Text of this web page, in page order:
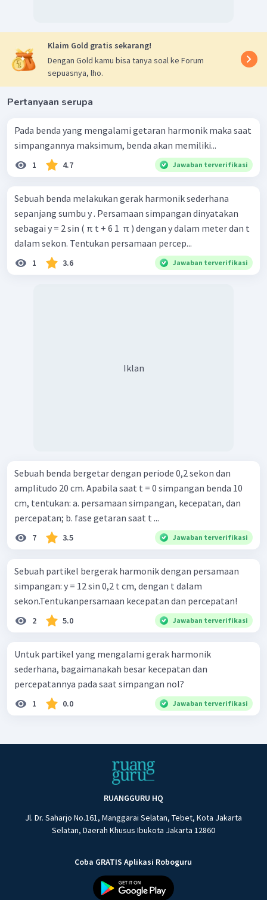
Klaim Gold gratis sekarang!
Dengan Gold kamu bisa tanya soal ke Forum
sepuasnya, lho.
Pertanyaan serupa
Pada benda yang mengalami getaran harmonik maka saat
simpangannya maksimum, benda akan memiliki...
1 4.7 Jawaban terverifikasi
Sebuah benda melakukan gerak harmonik sederhana
sepanjang sumbu y . Persamaan simpangan dinyatakan
sebagai y = 2 sin ( π t + 6 1 ​ π ) dengan y dalam meter dan t
dalam sekon. Tentukan persamaan percep...
1 3.6 Jawaban terverifikasi
Iklan
Sebuah benda bergetar dengan periode 0,2 sekon dan
amplitudo 20 cm. Apabila saat t = 0 simpangan benda 10
cm, tentukan: a. persamaan simpangan, kecepatan, dan
percepatan; b. fase getaran saat t ...
7 3.5 Jawaban terverifikasi
Sebuah partikel bergerak harmonik dengan persamaan
simpangan: y = 12 sin 0,2 t cm, dengan t dalam
sekon.Tentukanpersamaan kecepatan dan percepatan!
2 5.0 Jawaban terverifikasi
Untuk partikel yang mengalami gerak harmonik
sederhana, bagaimanakah besar kecepatan dan
percepatannya pada saat simpangan nol?
1 0.0 Jawaban terverifikasi
RUANGGURU HQ
Jl. Dr. Saharjo No.161, Manggarai Selatan, Tebet, Kota Jakarta
Selatan, Daerah Khusus Ibukota Jakarta 12860
Coba GRATIS Aplikasi Roboguru